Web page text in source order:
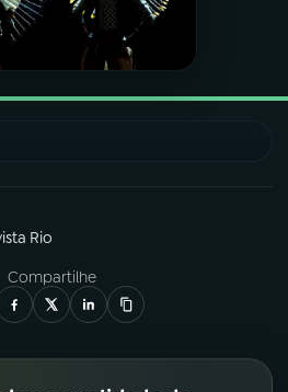
Rio
Compartilhe